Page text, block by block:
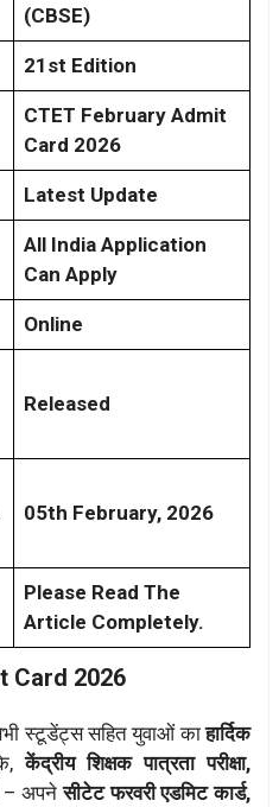
(CBSE)
21st Edition
CTET February Admit
Card 2026
Latest Update
All India Application
Can Apply
Online
Released
05th February, 2026
Please Read The
Article Completely.
Card 2026
स्टूडेंट्स सहित युवाओं काहार्दिक
केंद्रीय शिक्षक पात्रता परीक्षा,
– अपनेसीटेट फरवरी एडमिट कार्ड,